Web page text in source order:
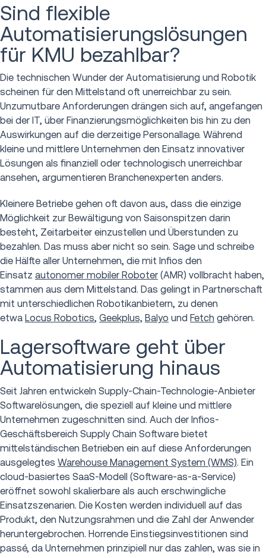
Sind flexible
Automatisierungslösungen
für KMU bezahlbar?
Die technischen Wunder der Automatisierung und Robotik
scheinen für den Mittelstand oft unerreichbar zu sein.
Unzumutbare Anforderungen drängen sich auf, angefangen
bei der IT, über Finanzierungsmöglichkeiten bis hin zu den
Auswirkungen auf die derzeitige Personallage. Während
kleine und mittlere Unternehmen den Einsatz innovativer
Lösungen als finanziell oder technologisch unerreichbar
ansehen, argumentieren Branchenexperten anders.
Kleinere Betriebe gehen oft davon aus, dass die einzige
Möglichkeit zur Bewältigung von Saisonspitzen darin
besteht, Zeitarbeiter einzustellen und Überstunden zu
bezahlen. Das muss aber nicht so sein. Sage und schreibe
die Hälfte aller Unternehmen, die mit Infios den
Einsatz autonomer mobiler Roboter (AMR) vollbracht haben,
stammen aus dem Mittelstand. Das gelingt in Partnerschaft
mit unterschiedlichen Robotikanbietern, zu denen
etwa Locus Robotics, Geekplus, Balyo und Fetch gehören.
Lagersoftware geht über
Automatisierung hinaus
Seit Jahren entwickeln Supply-Chain-Technologie-Anbieter
Softwarelösungen, die speziell auf kleine und mittlere
Unternehmen zugeschnitten sind. Auch der Infios-
Geschäftsbereich Supply Chain Software bietet
mittelständischen Betrieben ein auf diese Anforderungen
ausgelegtes Warehouse Management System (WMS). Ein
cloud-basiertes SaaS-Modell (Software-as-a-Service)
eröffnet sowohl skalierbare als auch erschwingliche
Einsatzszenarien. Die Kosten werden individuell auf das
Produkt, den Nutzungsrahmen und die Zahl der Anwender
heruntergebrochen. Horrende Einstiegsinvestitionen sind
passé, da Unternehmen prinzipiell nur das zahlen, was sie in